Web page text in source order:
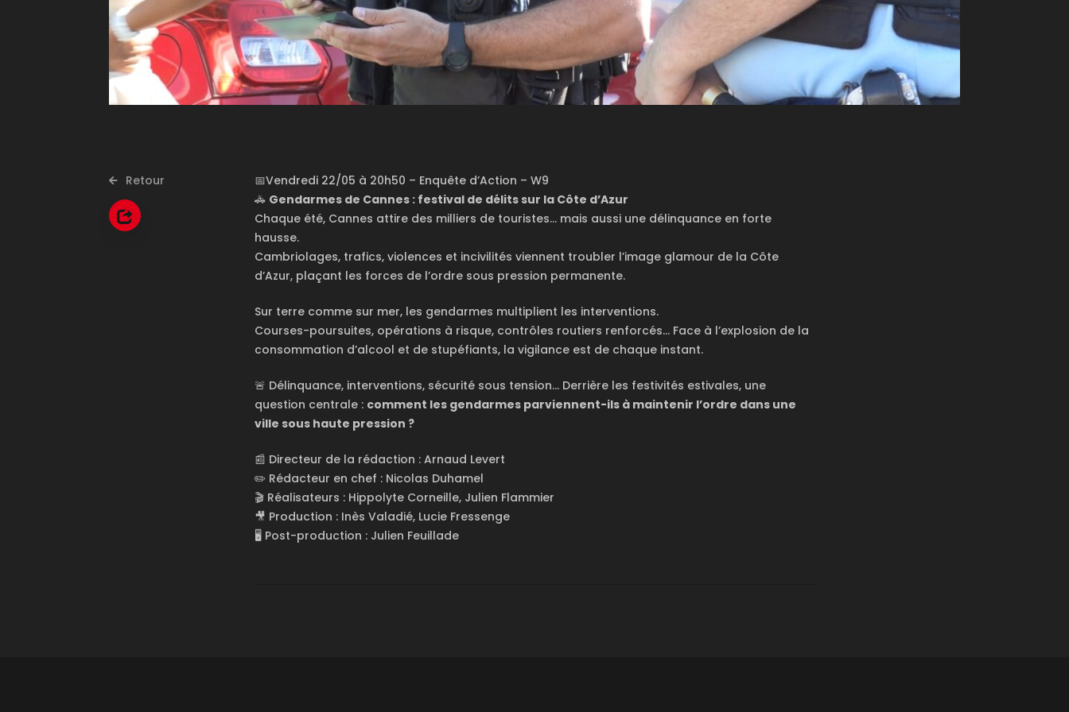
Retour
📅Vendredi 22/05 à 20h50 – Enquête d’Action – W9
🚓 Gendarmes de Cannes : festival de délits sur la Côte d’Azur
Chaque été, Cannes attire des milliers de touristes… mais aussi une délinquance en forte
hausse.
Cambriolages, trafics, violences et incivilités viennent troubler l’image glamour de la Côte
d’Azur, plaçant les forces de l’ordre sous pression permanente.
Sur terre comme sur mer, les gendarmes multiplient les interventions.
Courses-poursuites, opérations à risque, contrôles routiers renforcés… Face à l’explosion de la
consommation d’alcool et de stupéfiants, la vigilance est de chaque instant.
🚨 Délinquance, interventions, sécurité sous tension… Derrière les festivités estivales, une
question centrale : comment les gendarmes parviennent-ils à maintenir l’ordre dans une
ville sous haute pression ?
📰 Directeur de la rédaction : Arnaud Levert
✏️ Rédacteur en chef : Nicolas Duhamel
🎬 Réalisateurs : Hippolyte Corneille, Julien Flammier
🎥 Production : Inès Valadié, Lucie Fressenge
🖥️ Post-production : Julien Feuillade